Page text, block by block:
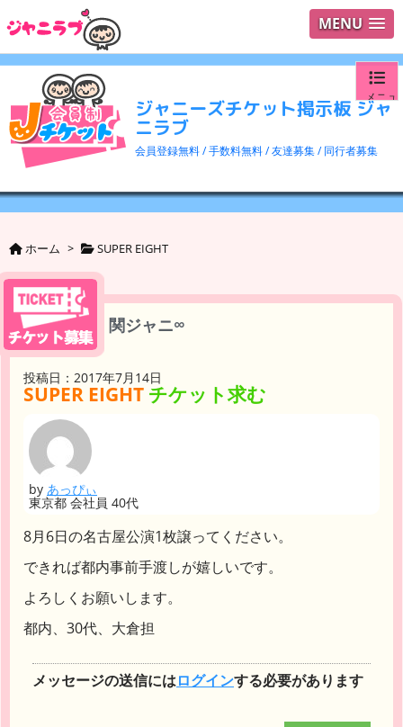
MENU
ジャニーズチケット掲示板 ジャ
ニラブ
会員登録無料 / 手数料無料 / 友達募集 / 同行者募集
メニュ
ログイ
ユーザ
ホーム > SUPER EIGHT
関ジャニ∞
投稿日：2017年7月14日
SUPER EIGHT チケット求む
by あっぴぃ
東京都 会社員 40代
8月6日の名古屋公演1枚譲ってください。
できれば都内事前手渡しが嬉しいです。
よろしくお願いします。
都内、30代、大倉担
メッセージの送信にはログインする必要があります